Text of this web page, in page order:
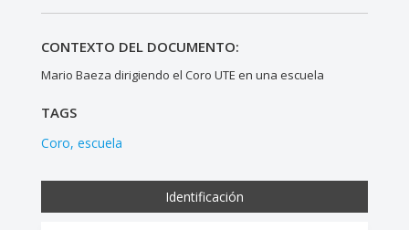
CONTEXTO DEL DOCUMENTO:
Mario Baeza dirigiendo el Coro UTE en una escuela
TAGS
Coro escuela
Identificación